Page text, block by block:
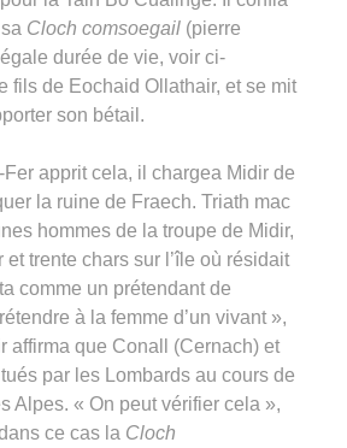
Cloch comsoegail (pierre
durée de vie, voir ci-
fils de Eochaid Ollathair, et se mit
son bétail.
apprit cela, il chargea Midir de
la ruine de Fraech. Triath mac
hommes de la troupe de Midir,
trente chars sur l’île où résidait
comme un prétendant de
à la femme d’un vivant »,
affirma que Conall (Cernach) et
par les Lombards au cours de
Alpes. « On peut vérifier cela »,
ce cas la Cloch